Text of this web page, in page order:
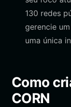
130 redes
gerencie
uma única
Como
CORN